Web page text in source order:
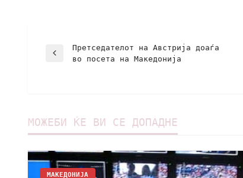
Претседателот на Австрија доаѓа
во посета на Македонија
МОЖЕБИ ЌЕ ВИ СЕ ДОПАДНЕ
МАКЕДОНИЈА